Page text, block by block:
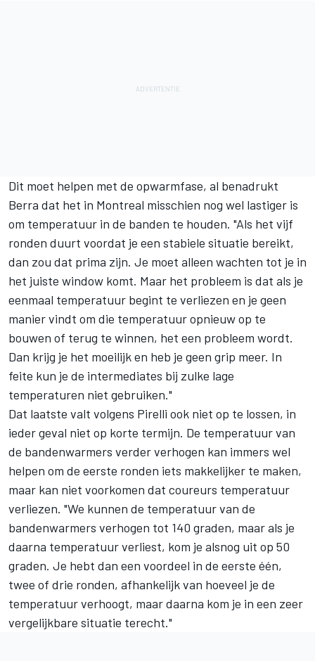
Dit moet helpen met de opwarmfase, al benadrukt
Berra dat het in Montreal misschien nog wel lastiger is
om temperatuur in de banden te houden. "Als het vijf
ronden duurt voordat je een stabiele situatie bereikt,
dan zou dat prima zijn. Je moet alleen wachten tot je in
het juiste window komt. Maar het probleem is dat als je
eenmaal temperatuur begint te verliezen en je geen
manier vindt om die temperatuur opnieuw op te
bouwen of terug te winnen, het een probleem wordt.
Dan krijg je het moeilijk en heb je geen grip meer. In
feite kun je de intermediates bij zulke lage
temperaturen niet gebruiken."
Dat laatste valt volgens Pirelli ook niet op te lossen, in
ieder geval niet op korte termijn. De temperatuur van
de bandenwarmers verder verhogen kan immers wel
helpen om de eerste ronden iets makkelijker te maken,
maar kan niet voorkomen dat coureurs temperatuur
verliezen. "We kunnen de temperatuur van de
bandenwarmers verhogen tot 140 graden, maar als je
daarna temperatuur verliest, kom je alsnog uit op 50
graden. Je hebt dan een voordeel in de eerste één,
twee of drie ronden, afhankelijk van hoeveel je de
temperatuur verhoogt, maar daarna kom je in een zeer
vergelijkbare situatie terecht."